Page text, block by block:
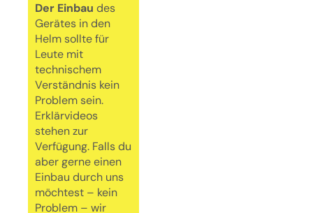
Der Einbau des
Gerätes in den
Helm sollte für
Leute mit
technischem
Verständnis kein
Problem sein.
Erklärvideos
stehen zur
Verfügung. Falls du
aber gerne einen
Einbau durch uns
möchtest – kein
Problem – wir